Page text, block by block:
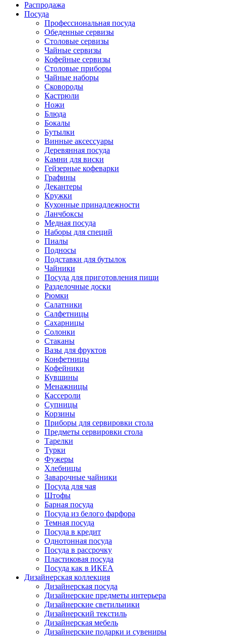
Распродажа
Посуда
Профессиональная посуда
Обеденные сервизы
Столовые сервизы
Чайные сервизы
Кофейные сервизы
Столовые приборы
Чайные наборы
Сковороды
Кастрюли
Ножи
Блюда
Бокалы
Бутылки
Винные аксессуары
Деревянная посуда
Камни для виски
Гейзерные кофеварки
Графины
Декантеры
Кружки
Кухонные принадлежности
Ланчбоксы
Медная посуда
Наборы для специй
Пиалы
Подносы
Подставки для бутылок
Чайники
Посуда для приготовления пищи
Разделочные доски
Рюмки
Салатники
Салфетницы
Сахарницы
Солонки
Стаканы
Вазы для фруктов
Конфетницы
Кофейники
Кувшины
Менажницы
Кассероли
Супницы
Корзины
Приборы для сервировки стола
Предметы сервировки стола
Тарелки
Турки
Фужеры
Хлебницы
Заварочные чайники
Посуда для чая
Штофы
Барная посуда
Посуда из белого фарфора
Темная посуда
Посуда в кредит
Однотонная посуда
Посуда в рассрочку
Пластиковая посуда
Посуда как в ИКЕА
Дизайнерская коллекция
Дизайнерская посуда
Дизайнерские предметы интерьера
Дизайнерские светильники
Дизайнерский текстиль
Дизайнерская мебель
Дизайнерские подарки и сувениры